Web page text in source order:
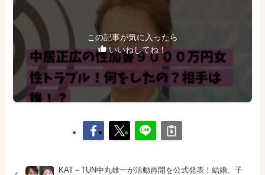
この記事が気に入ったら
いいねしてね！
KAT－TUN中丸雄一が活動再開を公式発表！結婚、子